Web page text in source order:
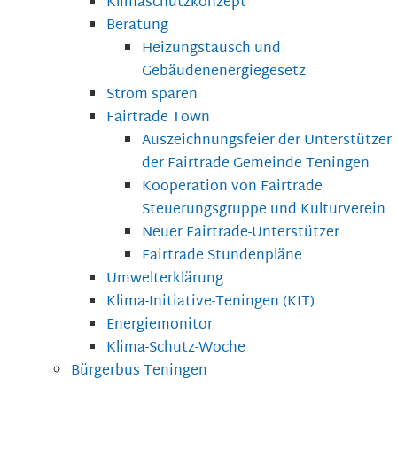
Beratung
Heizungstausch und
Gebäudenenergiegesetz
Strom sparen
Fairtrade Town
Auszeichnungsfeier der Unterstützer
der Fairtrade Gemeinde Teningen
Kooperation von Fairtrade
Steuerungsgruppe und Kulturverein
Neuer Fairtrade-Unterstützer
Fairtrade Stundenpläne
Umwelterklärung
Klima-Initiative-Teningen (KIT)
Energiemonitor
Klima-Schutz-Woche
Bürgerbus Teningen